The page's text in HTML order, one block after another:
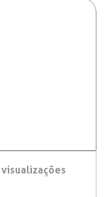
visualizações